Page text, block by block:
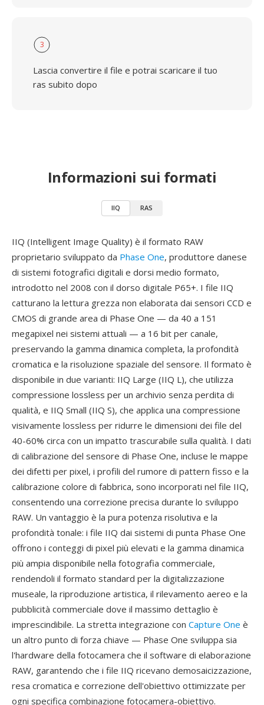
3
Lascia convertire il file e potrai scaricare il tuo
ras subito dopo
Informazioni sui formati
IIQ RAS
IIQ (Intelligent Image Quality) è il formato RAW
proprietario sviluppato da Phase One, produttore danese
di sistemi fotografici digitali e dorsi medio formato,
introdotto nel 2008 con il dorso digitale P65+. I file IIQ
catturano la lettura grezza non elaborata dai sensori CCD e
CMOS di grande area di Phase One — da 40 a 151
megapixel nei sistemi attuali — a 16 bit per canale,
preservando la gamma dinamica completa, la profondità
cromatica e la risoluzione spaziale del sensore. Il formato è
disponibile in due varianti: IIQ Large (IIQ L), che utilizza
compressione lossless per un archivio senza perdita di
qualità, e IIQ Small (IIQ S), che applica una compressione
visivamente lossless per ridurre le dimensioni dei file del
40-60% circa con un impatto trascurabile sulla qualità. I dati
di calibrazione del sensore di Phase One, incluse le mappe
dei difetti per pixel, i profili del rumore di pattern fisso e la
calibrazione colore di fabbrica, sono incorporati nel file IIQ,
consentendo una correzione precisa durante lo sviluppo
RAW. Un vantaggio è la pura potenza risolutiva e la
profondità tonale: i file IIQ dai sistemi di punta Phase One
offrono i conteggi di pixel più elevati e la gamma dinamica
più ampia disponibile nella fotografia commerciale,
rendendoli il formato standard per la digitalizzazione
museale, la riproduzione artistica, il rilevamento aereo e la
pubblicità commerciale dove il massimo dettaglio è
imprescindibile. La stretta integrazione con Capture One è
un altro punto di forza chiave — Phase One sviluppa sia
l'hardware della fotocamera che il software di elaborazione
RAW, garantendo che i file IIQ ricevano demosaicizzazione,
resa cromatica e correzione dell'obiettivo ottimizzate per
ogni specifica combinazione fotocamera-obiettivo.